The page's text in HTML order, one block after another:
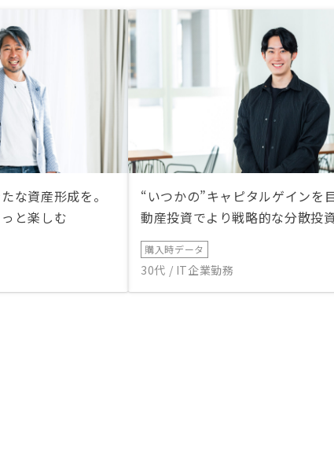
な資産形成を。
と楽しむ
“いつかの”キャピタルゲインを
動産投資でより戦略的な分散投
購入時データ
30代 / IT企業勤務